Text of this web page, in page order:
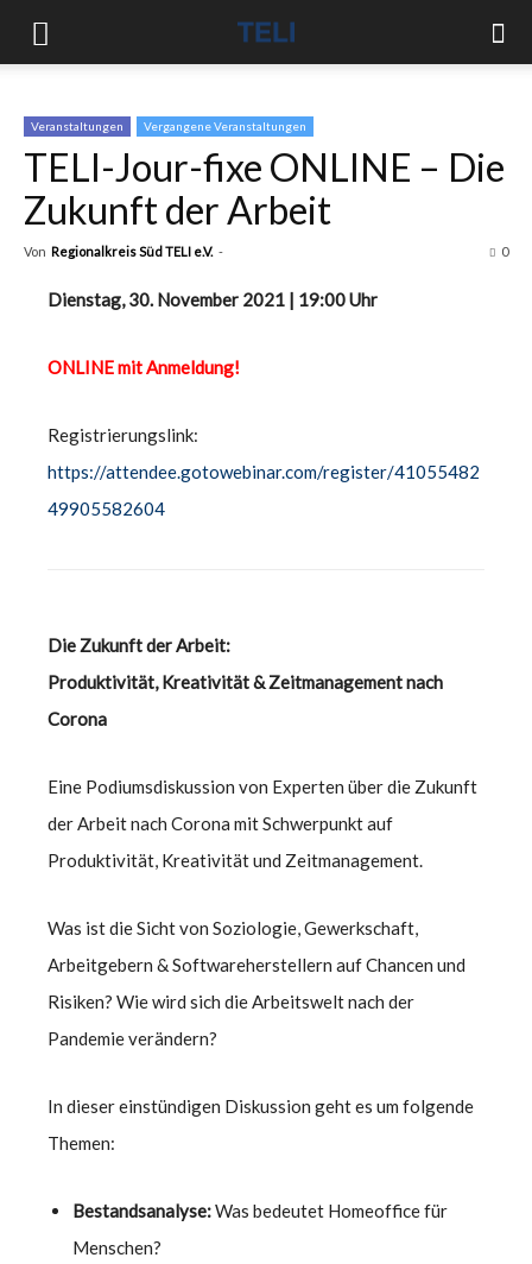
Veranstaltungen Vergangene Veranstaltungen
TELI-Jour-fixe ONLINE – Die
Zukunft der Arbeit
Von Regionalkreis Süd TELI e.V. - 0
Dienstag, 30. November 2021 | 19:00 Uhr
ONLINE mit Anmeldung!
Registrierungslink:
https://attendee.gotowebinar.com/register/41055482
49905582604
Die Zukunft der Arbeit:
Produktivität, Kreativität & Zeitmanagement nach
Corona
Eine Podiumsdiskussion von Experten über die Zukunft
der Arbeit nach Corona mit Schwerpunkt auf
Produktivität, Kreativität und Zeitmanagement.
Was ist die Sicht von Soziologie, Gewerkschaft,
Arbeitgebern & Softwareherstellern auf Chancen und
Risiken? Wie wird sich die Arbeitswelt nach der
Pandemie verändern?
In dieser einstündigen Diskussion geht es um folgende
Themen:
Bestandsanalyse:Was bedeutet Homeoffice für
Menschen?